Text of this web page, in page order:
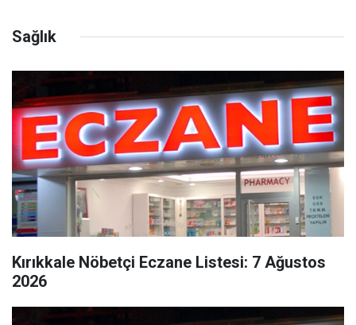
Sağlık
Kırıkkale Nöbetçi Eczane Listesi: 7 Ağustos
2026